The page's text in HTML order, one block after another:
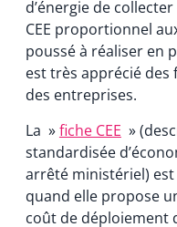
d’énergie de
CEE proportionnel
poussé à réaliser en
est très apprécié des
des entreprises.
La »fiche CEE »
standardisée
arrêté ministériel)
quand elle propose
coût de déploiement